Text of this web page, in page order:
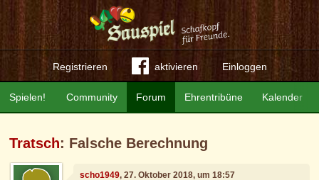
Registrieren aktivieren Einloggen
Community Forum Ehrentribüne Kalender
Spielen!
Tratsch: Falsche Berechnung
scho1949, 27. Oktober 2018, um 18:57